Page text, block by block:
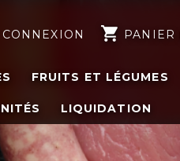
CONNEXION shopping_cart PANIER
FRUITS ET LÉGUMES
LIQUIDATION